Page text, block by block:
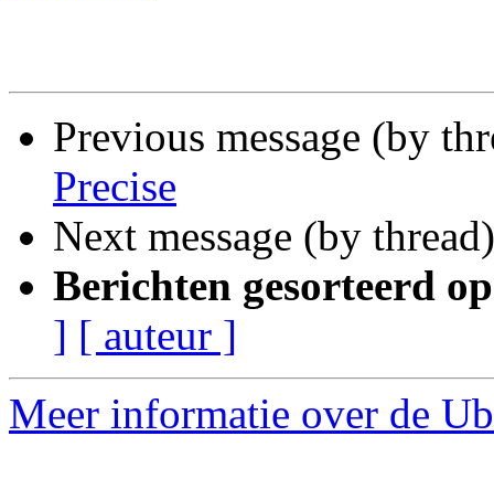
Previous message (by
Precise
Next message (by
Berichten gesorteerd
] [ auteur ]
Meer informatie over de